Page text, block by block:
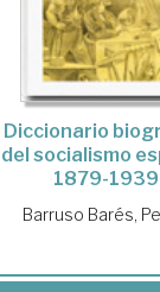
Diccionario
del socialismo
1879-1939
Barruso Barés,